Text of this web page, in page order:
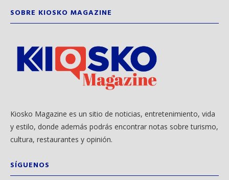
SOBRE KIOSKO MAGAZINE
Kiosko Magazine es un sitio de noticias, entretenimiento, vida
y estilo, donde además podrás encontrar notas sobre turismo,
cultura, restaurantes y opinión.
SÍGUENOS